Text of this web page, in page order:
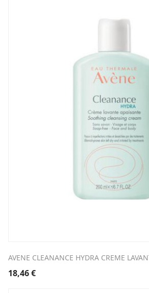
AVENE CLEANANCE HYDRA CREME
18,46€